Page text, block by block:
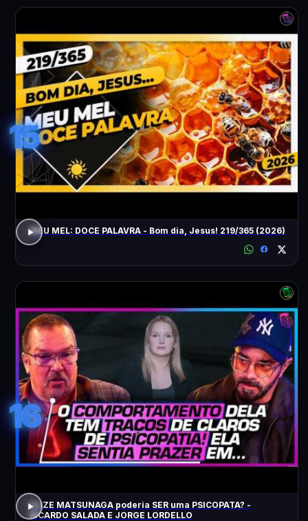
15
MEU MEL: DOCE PALAVRA - Bom dia, Jesus! 219/365 (2026)
16
ELIZE MATSUNAGA poderia SER uma PSICOPATA? -
RICARDO SALADA E JORGE LORDELLO